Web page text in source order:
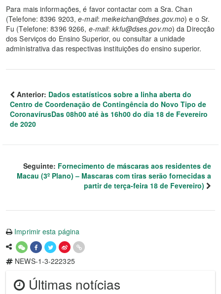
Para mais informações, é favor contactar com a Sra. Chan
(Telefone: 8396 9203,e-mail:meikeichan@dses.gov.mo) e o Sr.
Fu (Telefone: 8396 9266, e-mail:kkfu@dses.gov.mo) da Direcção
dos Serviços do Ensino Superior, ou consultar a unidade
administrativa das respectivas instituições do ensino superior.
Anterior: Dados estatísticos sobre a linha aberta do
Centro de Coordenação de Contingência do Novo Tipo de
CoronavírusDas 08h00 até às 16h00 do dia 18 de Fevereiro
de 2020
Seguinte: Fornecimento de máscaras aos residentes de
Macau (3º Plano) – Mascaras com tiras serão fornecidas a
partir de terça-feira 18 de Fevereiro)
Imprimir esta página
NEWS-1-3-222325
Últimas notícias